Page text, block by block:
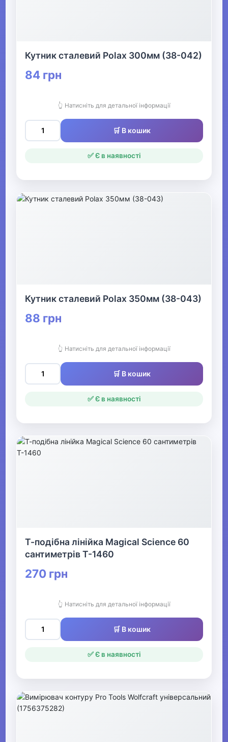
Книги
Друкована продукція
Кутник сталевий Polax 300мм (38-042)
84 грн
👆 Натисніть для детальної інформації
🛒 В кошик
✅ Є в наявності
Кутник сталевий Polax 350мм (38-043)
88 грн
👆 Натисніть для детальної інформації
🛒 В кошик
✅ Є в наявності
Т-подібна лінійка Magical Science 60
сантиметрів Т-1460
270 грн
👆 Натисніть для детальної інформації
🛒 В кошик
✅ Є в наявності